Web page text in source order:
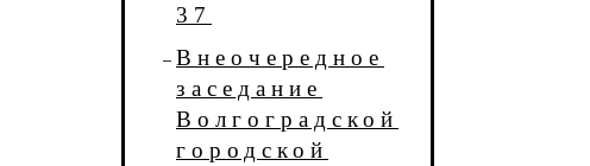
37
Внеочередное
заседание
Волгоградской
городской